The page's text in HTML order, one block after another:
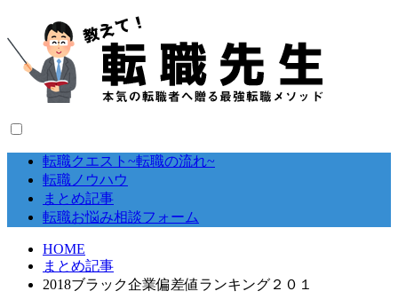
転職クエスト~転職の流れ~
転職ノウハウ
まとめ記事
転職お悩み相談フォーム
HOME
まとめ記事
2018ブラック企業偏差値ランキング２０１